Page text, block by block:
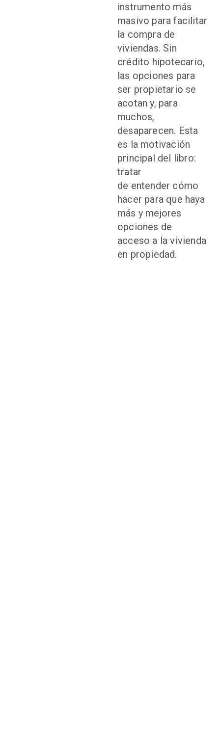
instrumento más
masivo para facilitar
la compra de
viviendas. Sin
crédito hipotecario,
las opciones para
ser propietario se
acotan y, para
muchos,
desaparecen. Esta
es la motivación
principal del libro:
tratar
de entender cómo
hacer para que haya
más y mejores
opciones de
acceso a la vivienda
en propiedad.